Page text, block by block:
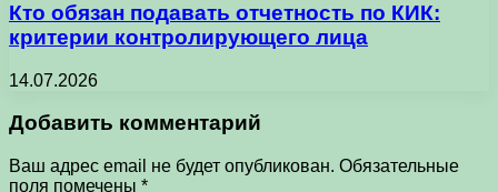
Кто обязан подавать отчетность по КИК:
критерии контролирующего лица
14.07.2026
Добавить комментарий
Ваш адрес email не будет опубликован. Обязательные
поля помечены *